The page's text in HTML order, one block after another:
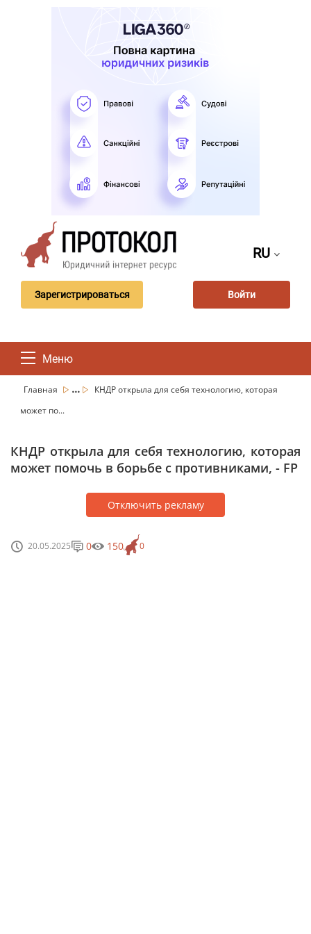
RU
Зарегистрироваться Войти
Меню
Главная ...
КНДР открыла для себя технологию, которая
может по...
КНДР открыла для себя технологию, которая
может помочь в борьбе с противниками, - FP
Отключить рекламу
20.05.2025 0
0 150